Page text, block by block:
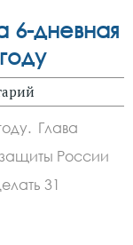
дневная
Глава
России
31